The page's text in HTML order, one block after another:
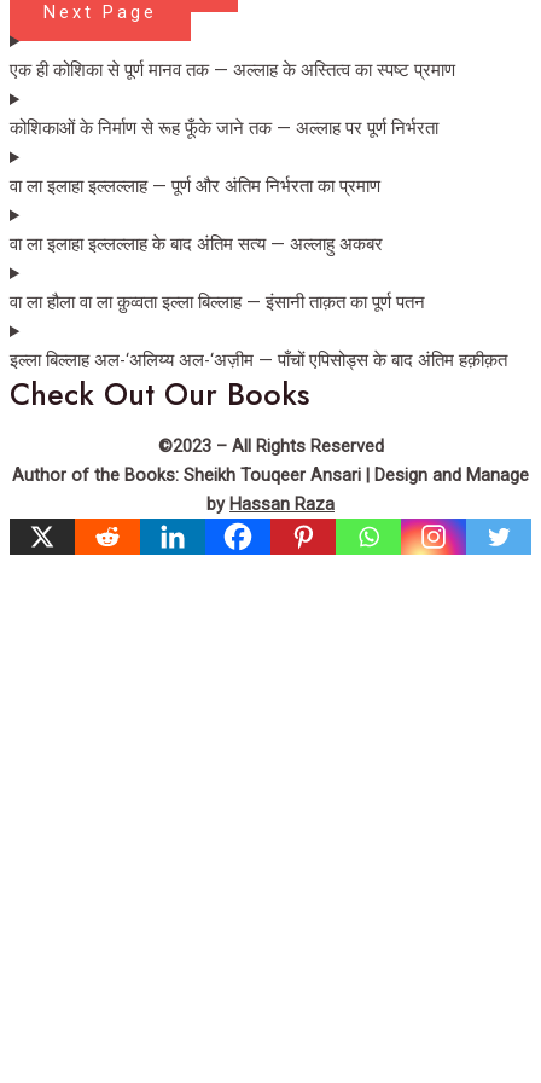
Next Page
एक ही कोशिका से पूर्ण मानव तक — अल्लाह के अस्तित्व का स्पष्ट प्रमाण
कोशिकाओं के निर्माण से रूह फूँके जाने तक — अल्लाह पर पूर्ण निर्भरता
वा ला इलाहा इल्लल्लाह — पूर्ण और अंतिम निर्भरता का प्रमाण
वा ला इलाहा इल्लल्लाह के बाद अंतिम सत्य — अल्लाहु अकबर
वा ला हौला वा ला क़ुव्वता इल्ला बिल्लाह — इंसानी ताक़त का पूर्ण पतन
इल्ला बिल्लाह अल-‘अलिय्य अल-‘अज़ीम — पाँचों एपिसोड्स के बाद अंतिम हक़ीक़त
Check Out Our Books
©2023 – All Rights Reserved
Author of the Books: Sheikh Touqeer Ansari | Design and Manage
by Hassan Raza